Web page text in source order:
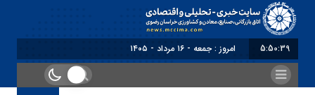
5:50:39 امروز : جمعه - ۱۶ مرداد - ۱۴۰۵